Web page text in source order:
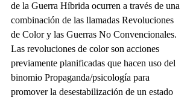
de la Guerra Híbrida ocurren a través de una
combinación de las llamadas Revoluciones
de Color y las Guerras No Convencionales.
Las revoluciones de color son acciones
previamente planificadas que hacen uso del
binomio Propaganda/psicología para
promover la desestabilización de un estado